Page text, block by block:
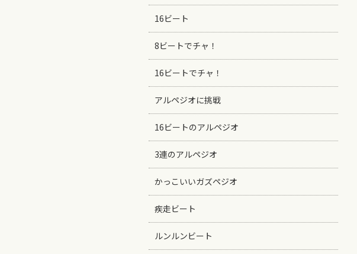
16ビート
8ビートでチャ！
16ビートでチャ！
アルペジオに挑戦
16ビートのアルペジオ
3連のアルペジオ
かっこいいガズペジオ
疾走ビート
ルンルンビート